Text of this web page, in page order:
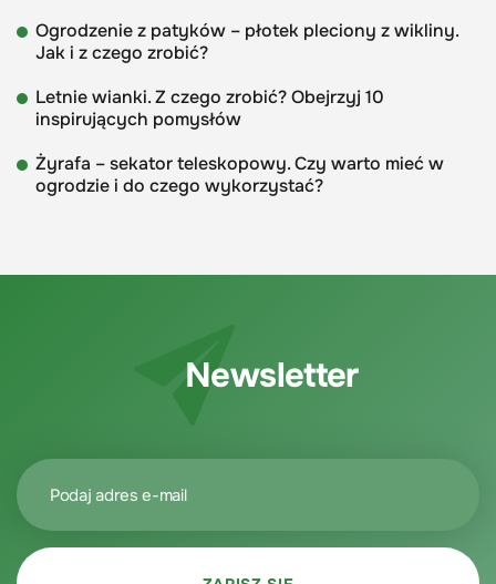
Ogrodzenie z patyków – płotek pleciony z wikliny.
Jak i z czego zrobić?
Letnie wianki. Z czego zrobić? Obejrzyj 10
inspirujących pomysłów
Żyrafa – sekator teleskopowy. Czy warto mieć w
ogrodzie i do czego wykorzystać?
Newsletter